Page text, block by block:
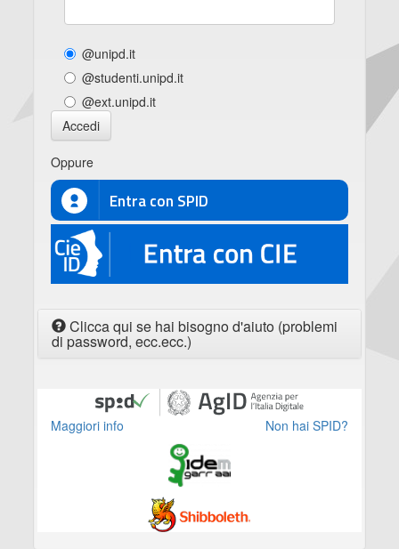
@unipd.it
@studenti.unipd.it
@ext.unipd.it
Accedi
Oppure
Entra con SPID
CIE
Clicca qui se hai bisogno d'aiuto (problemi
di password, ecc.ecc.)
Maggiori info Non hai SPID?